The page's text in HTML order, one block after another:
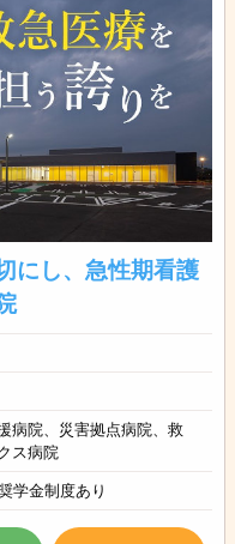
にし、急性期看護
病院、災害拠点病院、救
ス病院
学金制度あり